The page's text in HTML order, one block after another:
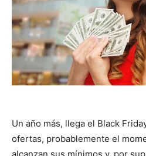
Un año más, llega el Black
ofertas, probablemente el
alcanzan sus mínimos y, por